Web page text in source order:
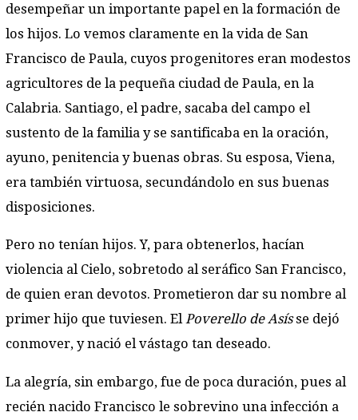
desempeñar un importante papel en la formación de
los hijos. Lo vemos claramente en la vida de San
Francisco de Paula, cuyos progenitores eran modestos
agricultores de la pequeña ciudad de Paula, en la
Calabria. Santiago, el padre, sacaba del campo el
sustento de la familia y se santificaba en la oración,
ayuno, penitencia y buenas obras. Su esposa, Viena,
era también virtuosa, secundándolo en sus buenas
disposiciones.
Pero no tenían hijos. Y, para obtenerlos, hacían
violencia al Cielo, sobretodo al seráfico San Francisco,
de quien eran devotos. Prometieron dar su nombre al
primer hijo que tuviesen. ElPoverello de Asísse dejó
conmover, y nació el vástago tan deseado.
La alegría, sin embargo, fue de poca duración, pues al
recién nacido Francisco le sobrevino una infección a